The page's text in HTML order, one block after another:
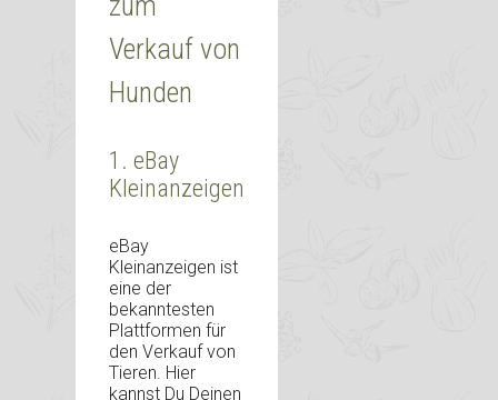
Verkauf von
Hunden
1. eBay
Kleinanzeigen
eBay
Kleinanzeigen ist
eine der
bekanntesten
Plattformen für
den Verkauf von
Tieren. Hier
kannst Du Deinen